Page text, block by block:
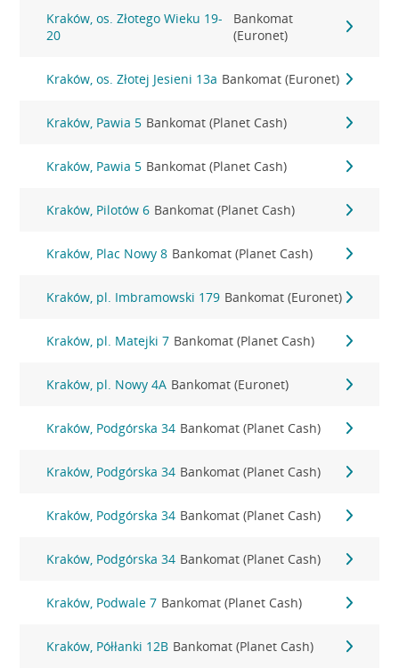
Kraków, os. Złotego Wieku 19-
20
Bankomat
(Euronet)
Kraków, os. Złotej Jesieni 13a Bankomat (Euronet)
Kraków, Pawia 5 Bankomat (Planet Cash)
Kraków, Pawia 5 Bankomat (Planet Cash)
Kraków, Pilotów 6 Bankomat (Planet Cash)
Kraków, Plac Nowy 8 Bankomat (Planet Cash)
Kraków, pl. Imbramowski 179 Bankomat (Euronet)
Kraków, pl. Matejki 7 Bankomat (Planet Cash)
Kraków, pl. Nowy 4A Bankomat (Euronet)
Kraków, Podgórska 34 Bankomat (Planet Cash)
Kraków, Podgórska 34 Bankomat (Planet Cash)
Kraków, Podgórska 34 Bankomat (Planet Cash)
Kraków, Podgórska 34 Bankomat (Planet Cash)
Kraków, Podwale 7 Bankomat (Planet Cash)
Kraków, Półłanki 12B Bankomat (Planet Cash)